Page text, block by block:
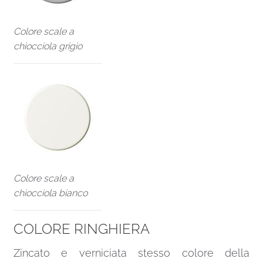
Colore scale a
chiocciola grigio
Colore scale a
chiocciola bianco
COLORE RINGHIERA
Zincato e verniciata stesso colore della